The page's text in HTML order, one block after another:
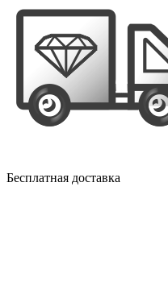
Бесплатная доставка